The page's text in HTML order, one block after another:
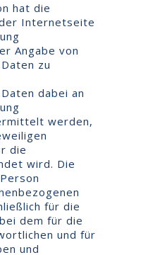
hat die
Internetseite
Angabe von
zu
dabei an
werden,
die
wird. Die
für die
dem für die
und für
und